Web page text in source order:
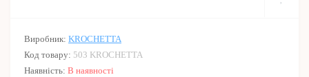
Виробник: KROCHETTA
Код товару: 503 KROCHETTA
Наявність: В наявності